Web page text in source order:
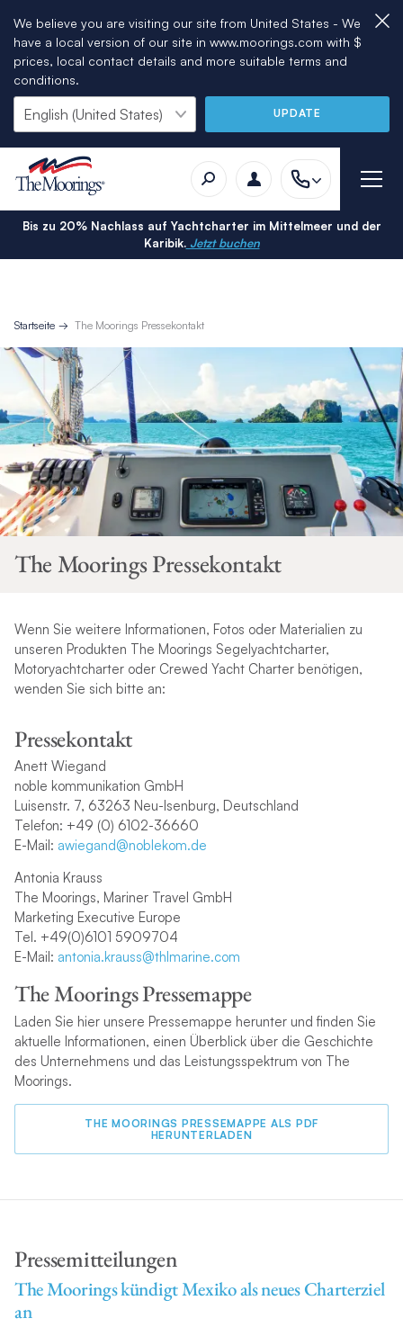
We believe you are visiting our site from United States - We
have a local version of our site in www.moorings.com with $
prices, local contact details and more suitable terms and
conditions.
UPDATE
Bis zu 20% Nachlass auf Yachtcharter im Mittelmeer und der
Karibik.Jetzt buchen
Startseite The Moorings Pressekontakt
The Moorings Pressekontakt
Wenn Sie weitere Informationen, Fotos oder Materialien zu
unseren Produkten The Moorings Segelyachtcharter,
Motoryachtcharter oder Crewed Yacht Charter benötigen,
wenden Sie sich bitte an:
Pressekontakt
Anett Wiegand
noble kommunikation GmbH
Luisenstr. 7, 63263 Neu-Isenburg, Deutschland
Telefon: +49 (0) 6102-36660
E-Mail: awiegand@noblekom.de
Antonia Krauss
The Moorings, Mariner Travel GmbH
Marketing Executive Europe
Tel. +49(0)6101 5909704
E-Mail: antonia.krauss@thlmarine.com
The Moorings Pressemappe
Laden Sie hier unsere Pressemappe herunter und finden Sie
aktuelle Informationen, einen Überblick über die Geschichte
des Unternehmens und das Leistungsspektrum von The
Moorings.
THE MOORINGS PRESSEMAPPE ALS PDF
HERUNTERLADEN
Pressemitteilungen
The Moorings kündigt Mexiko als neues Charterziel
an